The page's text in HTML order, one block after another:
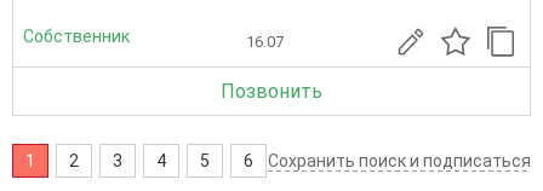
Собственник 16.07
Позвонить
1 2 3 4 5 6 Сохранить поиск и подписаться